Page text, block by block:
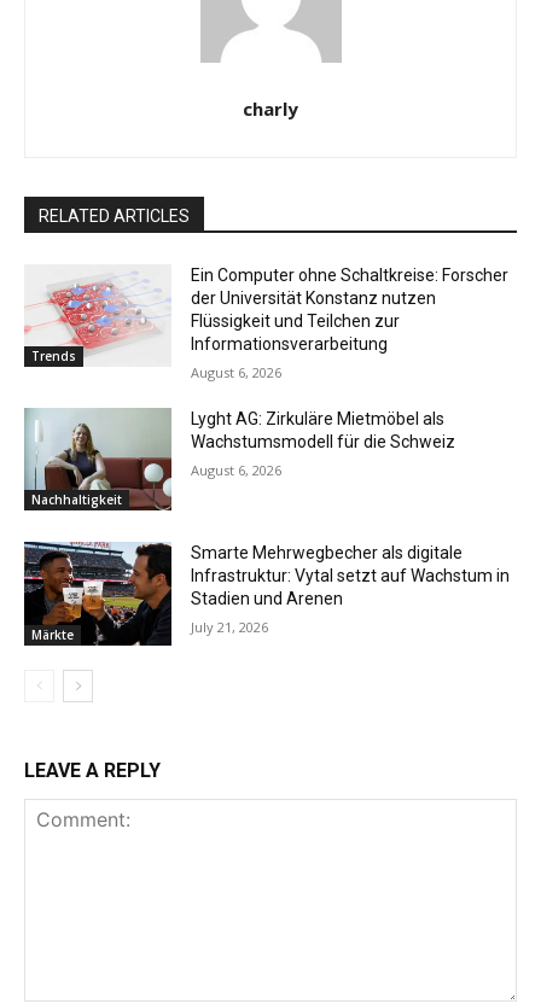
charly
RELATED ARTICLES
Trends
Ein Computer ohne Schaltkreise: Forscher
der Universität Konstanz nutzen
Flüssigkeit und Teilchen zur
Informationsverarbeitung
August 6, 2026
Nachhaltigkeit
Lyght AG: Zirkuläre Mietmöbel als
Wachstumsmodell für die Schweiz
August 6, 2026
Märkte
Smarte Mehrwegbecher als digitale
Infrastruktur: Vytal setzt auf Wachstum in
Stadien und Arenen
July 21, 2026
LEAVE A REPLY